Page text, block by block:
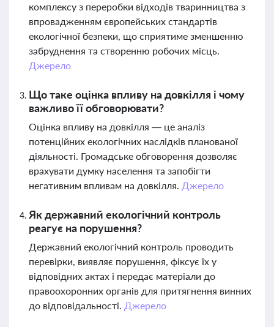
комплексу з переробки відходів тваринництва з
впровадженням європейських стандартів
екологічної безпеки, що сприятиме зменшенню
забруднення та створенню робочих місць.
Джерело
Що таке оцінка впливу на довкілля і чому
важливо її обговорювати?
Оцінка впливу на довкілля — це аналіз
потенційних екологічних наслідків планованої
діяльності. Громадське обговорення дозволяє
врахувати думку населення та запобігти
негативним впливам на довкілля. Джерело
Як державний екологічний контроль
реагує на порушення?
Державний екологічний контроль проводить
перевірки, виявляє порушення, фіксує їх у
відповідних актах і передає матеріали до
правоохоронних органів для притягнення винних
до відповідальності. Джерело